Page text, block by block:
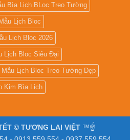
Bìa Lịch BLoc Treo Tường
Lịch Bloc
Lịch Bloc 2026
Lịch Bloc Siêu Đại
Mẫu Lịch Bloc Treo Tường Đẹp
Kim Bìa Lịch
© TƯƠNG LAI VIỆT ™☝️